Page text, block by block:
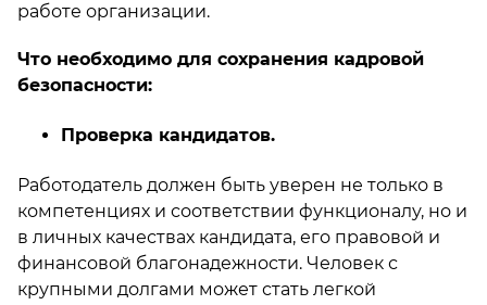
работе организации.
Что необходимо для сохранения кадровой
безопасности:
Проверка кандидатов.
Работодатель должен быть уверен не только в
компетенциях и соответствии функционалу, но и
в личных качествах кандидата, его правовой и
финансовой благонадежности. Человек с
крупными долгами может стать легкой